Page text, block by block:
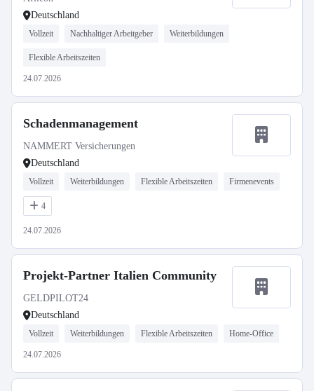
Deutschland
Vollzeit Nachhaltiger Arbeitgeber Weiterbildungen
Flexible Arbeitszeiten
24.07.2026
Schadenmanagement
NAMMERT Versicherungen
Deutschland
Vollzeit Weiterbildungen Flexible Arbeitszeiten Firmenevents
4
24.07.2026
Projekt-Partner Italien Community
GELDPILOT24
Deutschland
Vollzeit Weiterbildungen Flexible Arbeitszeiten Home-Office
24.07.2026